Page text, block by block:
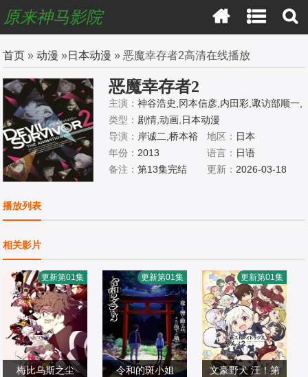
原来神马影院
首页 »动漫 »日本动漫 » 恶魔幸存者2高清在线播放
恶魔幸存者2
主演：神谷浩史,冈本信彦,内田彩,诹访部顺一,
樱井孝宏,泽城美雪,井口裕香,小清水亚美,斋藤
枫子,阿澄佳奈,山口立花子,浪川大辅,真殿光
昭,小山力也
类型： 剧情,动画,日本动漫
导演： 岸诚二,桥本裕
之,古田丈司,镰仲史阳,
小林孝志,清水一伸,政
地区： 日本
年份： 2013 语言： 日语
备注：第13集完结 更新： 2026-03-18
播放列表
相关影片
梅比乌斯之尘
更新第01集
令和的斑小姐
更新第01集
文豪野犬 汪！第
更新第01集